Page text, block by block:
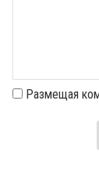
Размещая